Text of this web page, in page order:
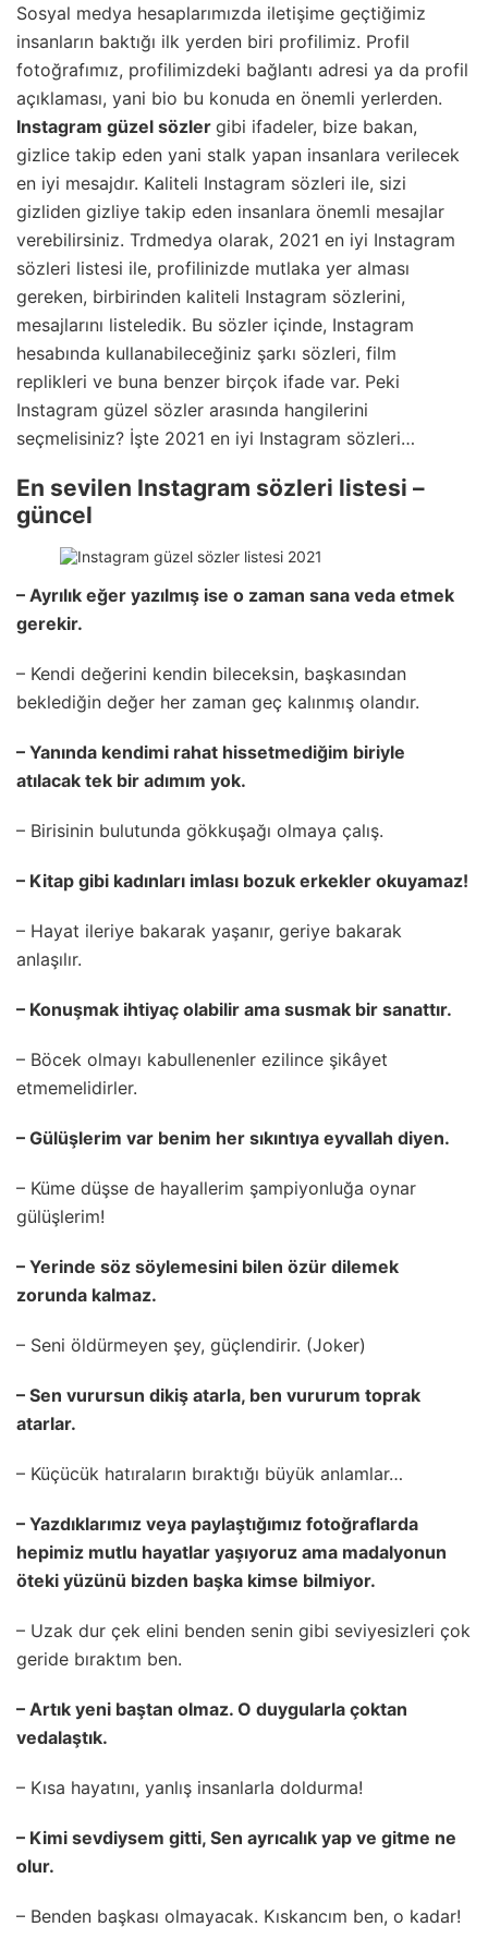
Sosyal medya hesaplarımızda iletişime geçtiğimiz
insanların baktığı ilk yerden biri profilimiz. Profil
fotoğrafımız, profilimizdeki bağlantı adresi ya da profil
açıklaması, yani bio bu konuda en önemli yerlerden.
Instagram güzel sözler gibi ifadeler, bize bakan,
gizlice takip eden yani stalk yapan insanlara verilecek
en iyi mesajdır. Kaliteli Instagram sözleri ile, sizi
gizliden gizliye takip eden insanlara önemli mesajlar
verebilirsiniz. Trdmedya olarak, 2021 en iyi Instagram
sözleri listesi ile, profilinizde mutlaka yer alması
gereken, birbirinden kaliteli Instagram sözlerini,
mesajlarını listeledik. Bu sözler içinde, Instagram
hesabında kullanabileceğiniz şarkı sözleri, film
replikleri ve buna benzer birçok ifade var. Peki
Instagram güzel sözler arasında hangilerini
seçmelisiniz? İşte 2021 en iyi Instagram sözleri…
En sevilen Instagram sözleri listesi –
güncel
– Ayrılık eğer yazılmış ise o zaman sana veda etmek
gerekir.
– Kendi değerini kendin bileceksin, başkasından
beklediğin değer her zaman geç kalınmış olandır.
– Yanında kendimi rahat hissetmediğim biriyle
atılacak tek bir adımım yok.
– Birisinin bulutunda gökkuşağı olmaya çalış.
– Kitap gibi kadınları imlası bozuk erkekler okuyamaz!
– Hayat ileriye bakarak yaşanır, geriye bakarak
anlaşılır.
– Konuşmak ihtiyaç olabilir ama susmak bir sanattır.
– Böcek olmayı kabullenenler ezilince şikâyet
etmemelidirler.
– Gülüşlerim var benim her sıkıntıya eyvallah diyen.
– Küme düşse de hayallerim şampiyonluğa oynar
gülüşlerim!
– Yerinde söz söylemesini bilen özür dilemek
zorunda kalmaz.
– Seni öldürmeyen şey, güçlendirir. (Joker)
– Sen vurursun dikiş atarla, ben vururum toprak
atarlar.
– Küçücük hatıraların bıraktığı büyük anlamlar…
– Yazdıklarımız veya paylaştığımız fotoğraflarda
hepimiz mutlu hayatlar yaşıyoruz ama madalyonun
öteki yüzünü bizden başka kimse bilmiyor.
– Uzak dur çek elini benden senin gibi seviyesizleri çok
geride bıraktım ben.
– Artık yeni baştan olmaz. O duygularla çoktan
vedalaştık.
– Kısa hayatını, yanlış insanlarla doldurma!
– Kimi sevdiysem gitti, Sen ayrıcalık yap ve gitme ne
olur.
– Benden başkası olmayacak. Kıskancım ben, o kadar!